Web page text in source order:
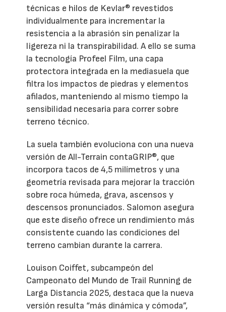
técnicas e hilos de Kevlar® revestidos
individualmente para incrementar la
resistencia a la abrasión sin penalizar la
ligereza ni la transpirabilidad. A ello se suma
la tecnología Profeel Film, una capa
protectora integrada en la mediasuela que
filtra los impactos de piedras y elementos
afilados, manteniendo al mismo tiempo la
sensibilidad necesaria para correr sobre
terreno técnico.
La suela también evoluciona con una nueva
versión de All-Terrain contaGRIP®, que
incorpora tacos de 4,5 milímetros y una
geometría revisada para mejorar la tracción
sobre roca húmeda, grava, ascensos y
descensos pronunciados. Salomon asegura
que este diseño ofrece un rendimiento más
consistente cuando las condiciones del
terreno cambian durante la carrera.
Louison Coiffet, subcampeón del
Campeonato del Mundo de Trail Running de
Larga Distancia 2025, destaca que la nueva
versión resulta “más dinámica y cómoda”,